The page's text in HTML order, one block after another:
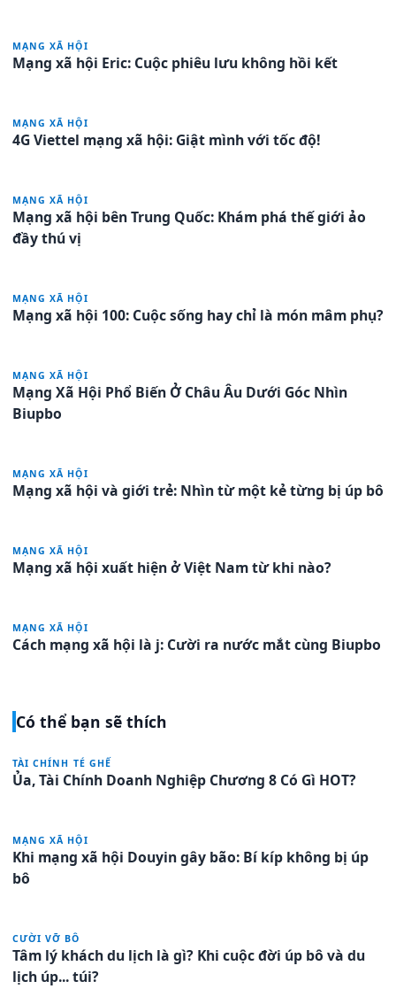
MẠNG XÃ HỘI
Mạng xã hội Eric: Cuộc phiêu lưu không hồi kết
MẠNG XÃ HỘI
4G Viettel mạng xã hội: Giật mình với tốc độ!
MẠNG XÃ HỘI
Mạng xã hội bên Trung Quốc: Khám phá thế giới ảo
đầy thú vị
MẠNG XÃ HỘI
Mạng xã hội 100: Cuộc sống hay chỉ là món mâm phụ?
MẠNG XÃ HỘI
Mạng Xã Hội Phổ Biến Ở Châu Âu Dưới Góc Nhìn
Biupbo
MẠNG XÃ HỘI
Mạng xã hội và giới trẻ: Nhìn từ một kẻ từng bị úp bô
MẠNG XÃ HỘI
Mạng xã hội xuất hiện ở Việt Nam từ khi nào?
MẠNG XÃ HỘI
Cách mạng xã hội là j: Cười ra nước mắt cùng Biupbo
Có thể bạn sẽ thích
TÀI CHÍNH TÉ GHẾ
Ủa, Tài Chính Doanh Nghiệp Chương 8 Có Gì HOT?
MẠNG XÃ HỘI
Khi mạng xã hội Douyin gây bão: Bí kíp không bị úp
bô
CƯỜI VỠ BÔ
Tâm lý khách du lịch là gì? Khi cuộc đời úp bô và du
lịch úp... túi?